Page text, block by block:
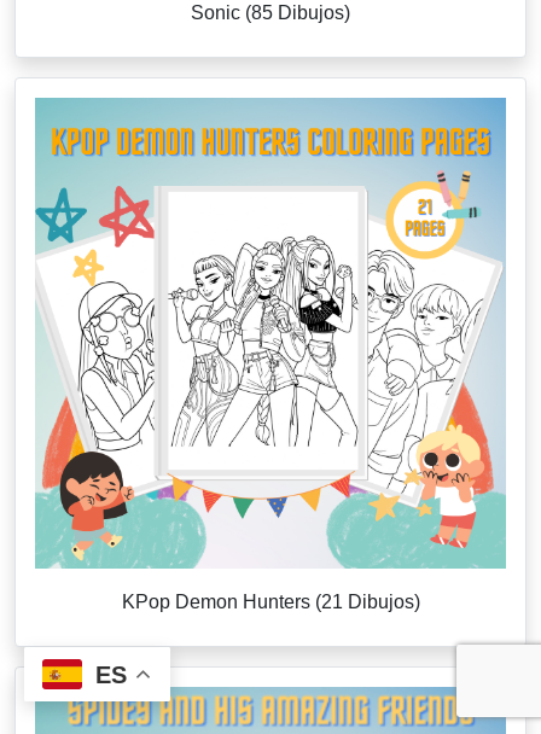
Sonic (85 Dibujos)
KPop Demon Hunters (21 Dibujos)
ES